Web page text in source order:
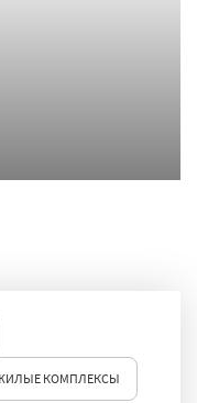
КОМПЛЕКСЫ